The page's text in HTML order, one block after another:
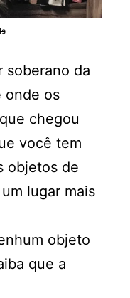
soberano da
onde os
chegou
você tem
objetos de
lugar mais
objeto
que a